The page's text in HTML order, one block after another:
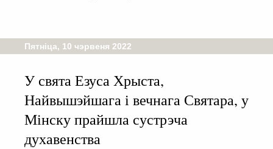
Пятніца, 10 чэрвеня 2022
У свята Езуса Хрыста,
Найвышэйшага і вечнага Святара, у
Мінску прайшла сустрэча
духавенства